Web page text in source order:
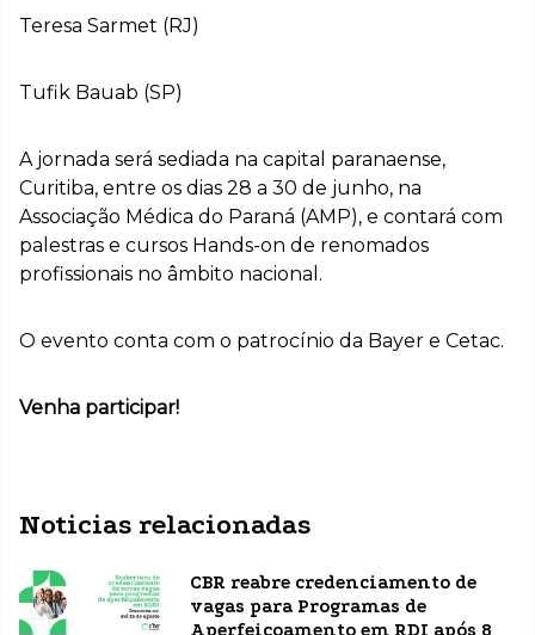
Teresa Sarmet (RJ)
Tufik Bauab (SP)
A jornada será sediada na capital paranaense,
Curitiba, entre os dias 28 a 30 de junho, na
Associação Médica do Paraná (AMP), e contará com
palestras e cursos Hands-on de renomados
profissionais no âmbito nacional.
O evento conta com o patrocínio da Bayer e Cetac.
Venha participar!
Noticias relacionadas
CBR reabre credenciamento de
vagas para Programas de
Aperfeiçoamento em RDI após 8